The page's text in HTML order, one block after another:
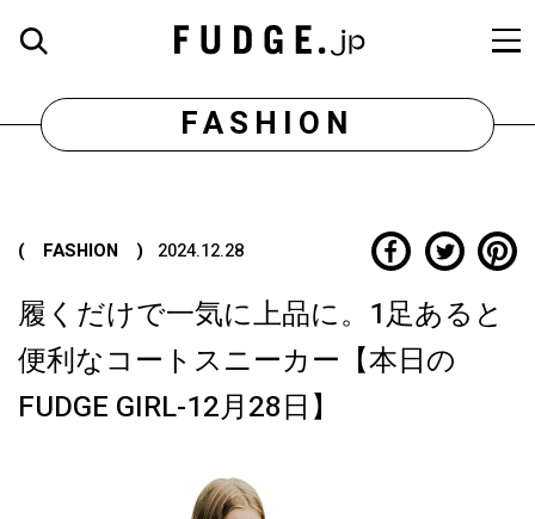
FASHION
( FASHION ) 2024.12.28
履くだけで一気に上品に。1足あると
便利なコートスニーカー【本日の
FUDGE GIRL-12月28日】